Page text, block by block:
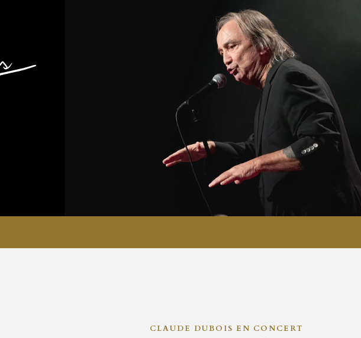
CLAUDE DUBOIS EN CONCERT